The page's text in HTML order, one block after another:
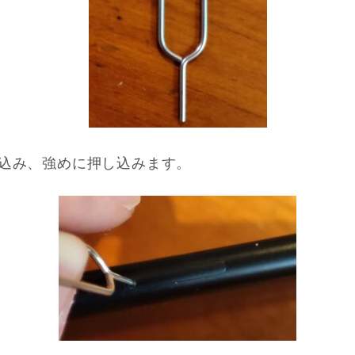
み、強めに押し込みます。